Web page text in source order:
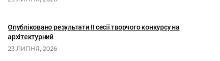
Опубліковано результати II сесії творчого конкурсу на
архітектурний
23 ЛИПНЯ, 2026